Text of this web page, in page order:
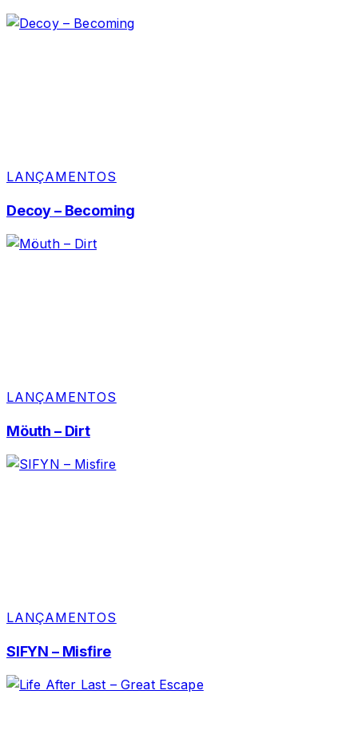
LANÇAMENTOS
Decoy – Becoming
LANÇAMENTOS
Möuth – Dirt
LANÇAMENTOS
SIFYN – Misfire